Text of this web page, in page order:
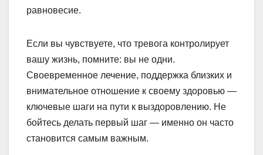
равновесие.
Если вы чувствуете, что тревога контролирует
вашу жизнь, помните: вы не одни.
Своевременное лечение, поддержка близких и
внимательное отношение к своему здоровью —
ключевые шаги на пути к выздоровлению. Не
бойтесь делать первый шаг — именно он часто
становится самым важным.